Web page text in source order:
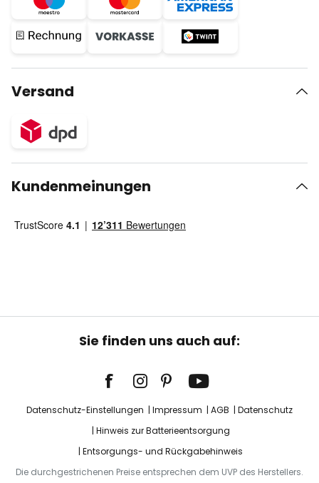
Versand
Kundenmeinungen
Sie finden uns auch auf:
Datenschutz-Einstellungen Impressum AGB
Datenschutz
Hinweis zur Batterieentsorgung
Entsorgungs- und Rückgabehinweis
Die durchgestrichenen Preise entsprechen dem UVP des Herstellers.